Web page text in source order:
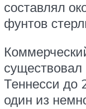
составлял
фунтов
Теннесси до
один из